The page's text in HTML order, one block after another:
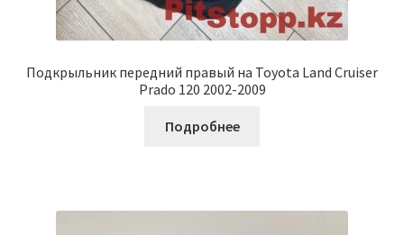
Подкрыльник передний правый на Toyota Land Cruiser
Prado 120 2002-2009
Подробнее